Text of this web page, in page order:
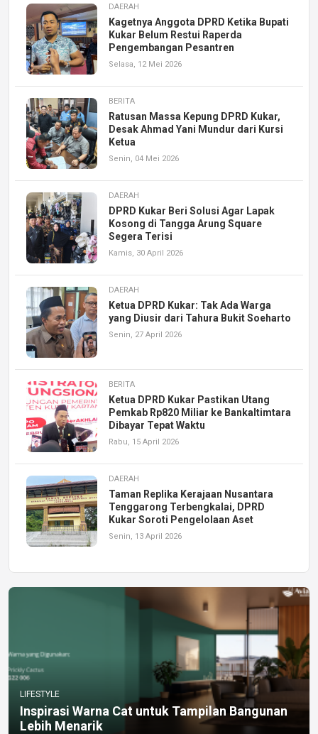
DAERAH
Kagetnya Anggota DPRD Ketika Bupati
Kukar Belum Restui Raperda
Pengembangan Pesantren
Selasa, 12 Mei 2026
BERITA
Ratusan Massa Kepung DPRD Kukar,
Desak Ahmad Yani Mundur dari Kursi
Ketua
Senin, 04 Mei 2026
DAERAH
DPRD Kukar Beri Solusi Agar Lapak
Kosong di Tangga Arung Square
Segera Terisi
Kamis, 30 April 2026
DAERAH
Ketua DPRD Kukar: Tak Ada Warga
yang Diusir dari Tahura Bukit Soeharto
Senin, 27 April 2026
BERITA
Ketua DPRD Kukar Pastikan Utang
Pemkab Rp820 Miliar ke Bankaltimtara
Dibayar Tepat Waktu
Rabu, 15 April 2026
DAERAH
Taman Replika Kerajaan Nusantara
Tenggarong Terbengkalai, DPRD
Kukar Soroti Pengelolaan Aset
Senin, 13 April 2026
LIFESTYLE
Inspirasi Warna Cat untuk Tampilan Bangunan
Lebih Menarik